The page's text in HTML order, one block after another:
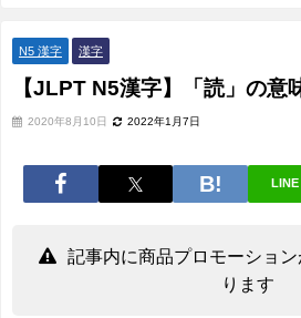
N5 漢字 漢字
【JLPT N5漢字】「読」の意
2020年8月10日 2022年1月7日
LINE
記事内に商品プロモーショ
ります